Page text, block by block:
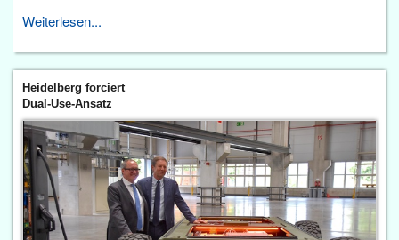
Weiterlesen...
Heidelberg forciert
Dual-Use-Ansatz